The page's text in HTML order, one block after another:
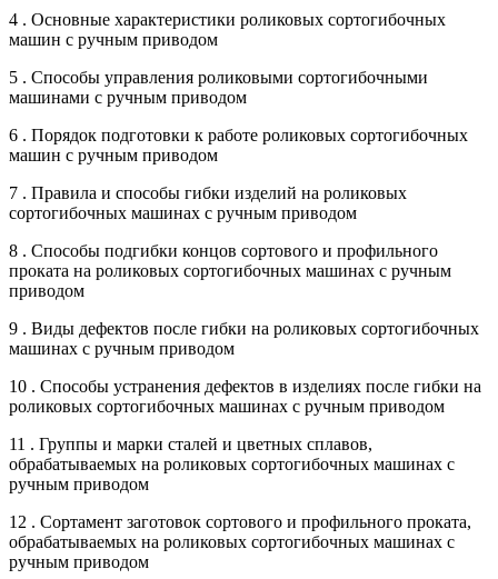
4 . Основные характеристики роликовых сортогибочных
машин с ручным приводом
5 . Способы управления роликовыми сортогибочными
машинами с ручным приводом
6 . Порядок подготовки к работе роликовых сортогибочных
машин с ручным приводом
7 . Правила и способы гибки изделий на роликовых
сортогибочных машинах с ручным приводом
8 . Способы подгибки концов сортового и профильного
проката на роликовых сортогибочных машинах с ручным
приводом
9 . Виды дефектов после гибки на роликовых сортогибочных
машинах с ручным приводом
10 . Способы устранения дефектов в изделиях после гибки на
роликовых сортогибочных машинах с ручным приводом
11 . Группы и марки сталей и цветных сплавов,
обрабатываемых на роликовых сортогибочных машинах с
ручным приводом
12 . Сортамент заготовок сортового и профильного проката,
обрабатываемых на роликовых сортогибочных машинах с
ручным приводом